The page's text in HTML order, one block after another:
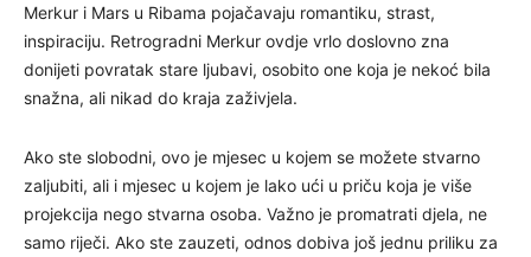
Merkur i Mars u Ribama pojačavaju romantiku, strast,
inspiraciju. Retrogradni Merkur ovdje vrlo doslovno zna
donijeti povratak stare ljubavi, osobito one koja je nekoć bila
snažna, ali nikad do kraja zaživjela.
Ako ste slobodni, ovo je mjesec u kojem se možete stvarno
zaljubiti, ali i mjesec u kojem je lako ući u priču koja je više
projekcija nego stvarna osoba. Važno je promatrati djela, ne
samo riječi. Ako ste zauzeti, odnos dobiva još jednu priliku za